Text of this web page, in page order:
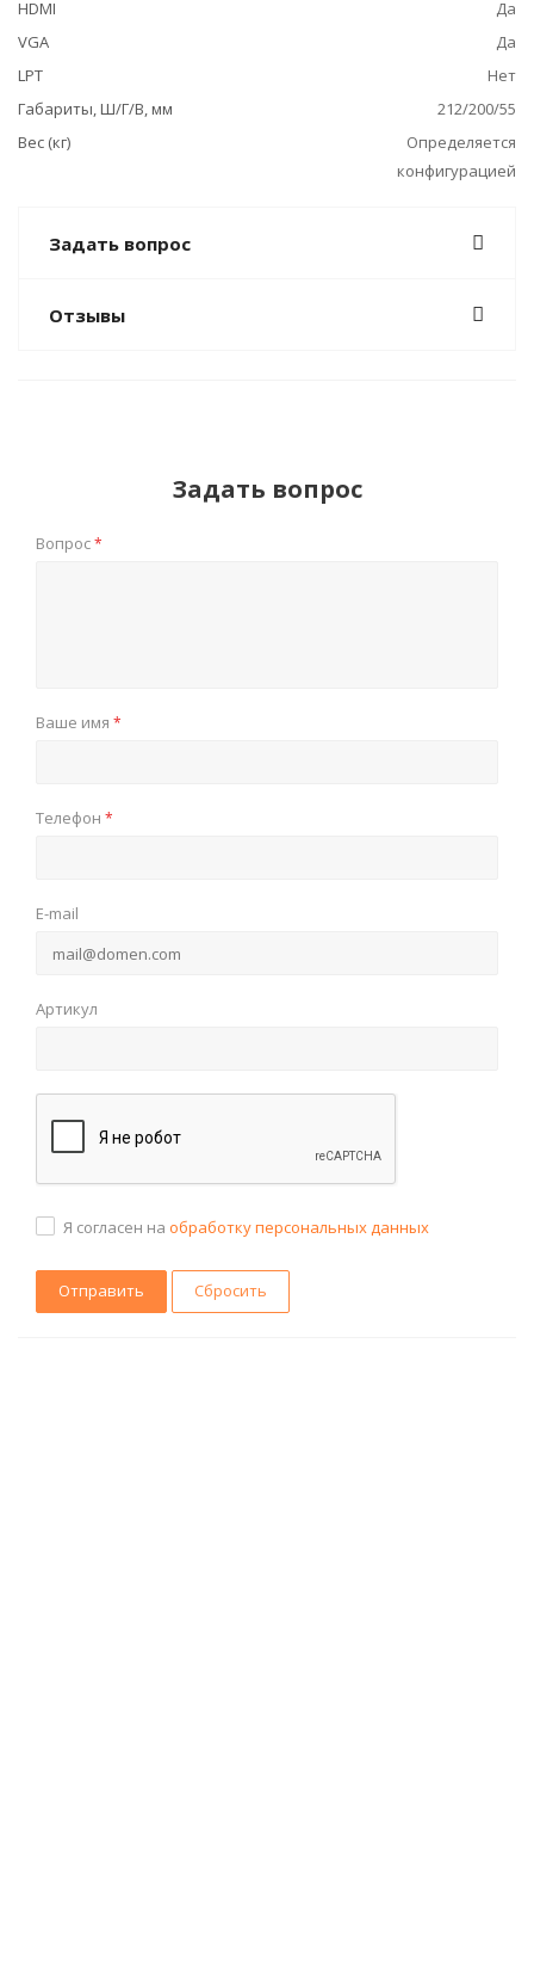
HDMI
Да
VGA
Да
LPT
Нет
Габариты, Ш/Г/В, мм
212/200/55
Вес (кг)
Определяется
конфигурацией
Задать вопрос
Отзывы
Задать вопрос
Вопрос*
Ваше имя *
Телефон *
E-mail
Артикул
Я согласен на обработку персональных данных
Сбросить